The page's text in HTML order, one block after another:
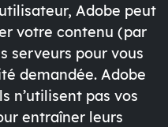
Adobe peut
votre contenu (par
serveurs pour vous
demandée. Adobe
n’utilisent pas vos
entraîner leurs